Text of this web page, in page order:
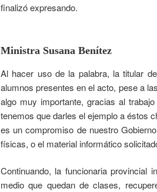
finalizó expresando.
Ministra Susana Benítez
Al hacer uso de la palabra, la titular
alumnos presentes en el acto, pese a
algo muy importante, gracias al
tenemos que darles el ejemplo a éstos
es un compromiso de nuestro
físicas, o el material informático
Continuando, la funcionaria provincial
medio que quedan de clases,